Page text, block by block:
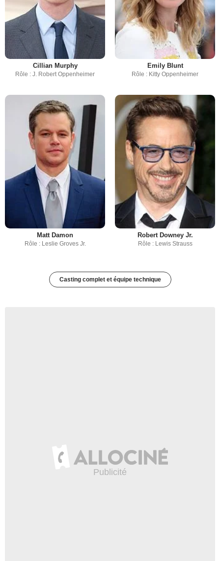
Cillian Murphy
Rôle : J. Robert Oppenheimer
Emily Blunt
Rôle : Kitty Oppenheimer
Matt Damon
Rôle : Leslie Groves Jr.
Robert Downey Jr.
Rôle : Lewis Strauss
Casting complet et équipe technique